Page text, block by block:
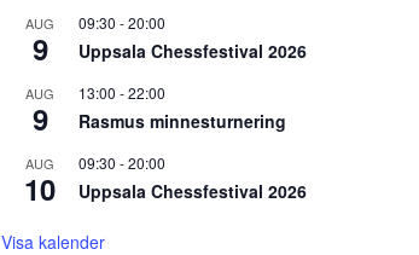
AUG
9
09:30 -20:00
Uppsala Chessfestival 2026
AUG
9
13:00 -22:00
Rasmus minnesturnering
AUG
10
09:30 -20:00
Uppsala Chessfestival 2026
Visa kalender